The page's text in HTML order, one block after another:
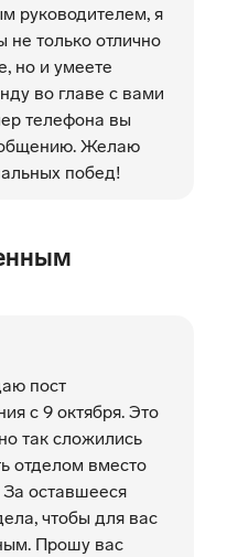
руководителем, я
не только отлично
но и умеете
во главе с вами
телефона вы
общению. Желаю
побед!
пост
с 9 октября. Это
так сложились
отделом вместо
оставшееся
чтобы для вас
Прошу вас